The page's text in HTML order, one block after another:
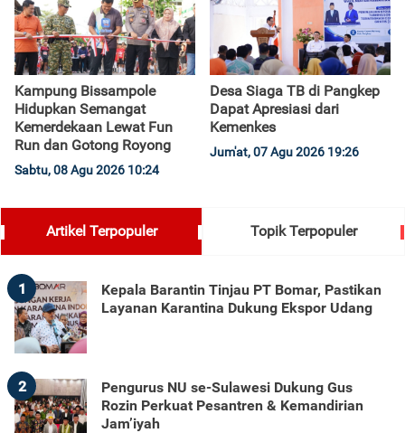
Kampung Bissampole
Hidupkan Semangat
Kemerdekaan Lewat Fun
Run dan Gotong Royong
Sabtu, 08 Agu 2026 10:24
Desa Siaga TB di Pangkep
Dapat Apresiasi dari
Kemenkes
Jum'at, 07 Agu 2026 19:26
Artikel Terpopuler Topik Terpopuler
1
Kepala Barantin Tinjau PT Bomar, Pastikan
Layanan Karantina Dukung Ekspor Udang
2
Pengurus NU se-Sulawesi Dukung Gus
Rozin Perkuat Pesantren & Kemandirian
Jam’iyah